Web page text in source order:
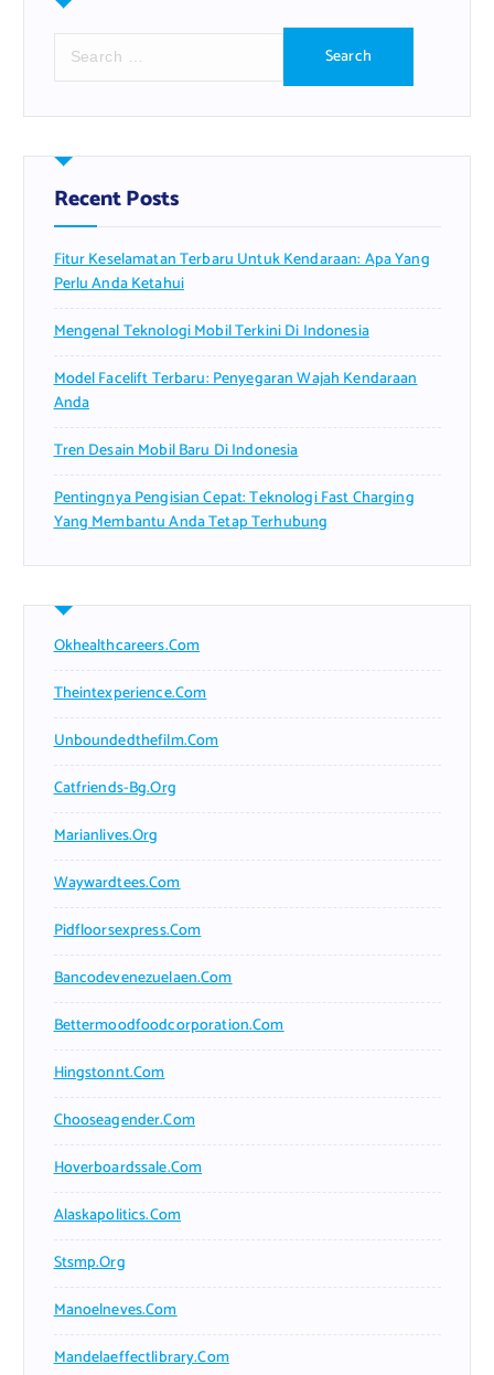
r
h
f
o
:
Recent Posts
Fitur Keselamatan Terbaru Untuk Kendaraan: Apa Yang
Perlu Anda Ketahui
Mengenal Teknologi Mobil Terkini Di Indonesia
Model Facelift Terbaru: Penyegaran Wajah Kendaraan
Anda
Tren Desain Mobil Baru Di Indonesia
Pentingnya Pengisian Cepat: Teknologi Fast Charging
Yang Membantu Anda Tetap Terhubung
Okhealthcareers.com
Theintexperience.com
Unboundedthefilm.com
Catfriends-Bg.org
Marianlives.org
Waywardtees.com
Pidfloorsexpress.com
Bancodevenezuelaen.com
Bettermoodfoodcorporation.com
Hingstonnt.com
Chooseagender.com
Hoverboardssale.com
Alaskapolitics.com
Stsmp.org
Manoelneves.com
Mandelaeffectlibrary.com